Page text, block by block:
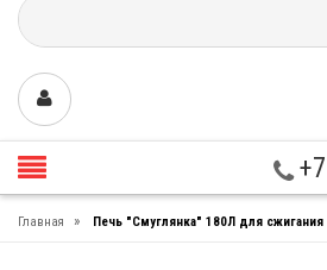
Главная » Печь "Смуглянка" 180Л для